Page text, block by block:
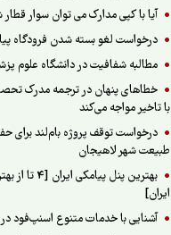
آیا با کپی مدارک می توان سوار
درخواست لغو بسته شدن فرودگاه
مطالبه شفافیت در دانشگاه علوم
خطاهای پنهان در ترجمه مدرک
با تاخیر مواجه می‌کند
درخواست توقف پروژه بام‌لند برای
طبیعت شهر لاهیجان
بهترین پنل
ایران]
آشنایی با خدمات متنوع اسنپ‌فود